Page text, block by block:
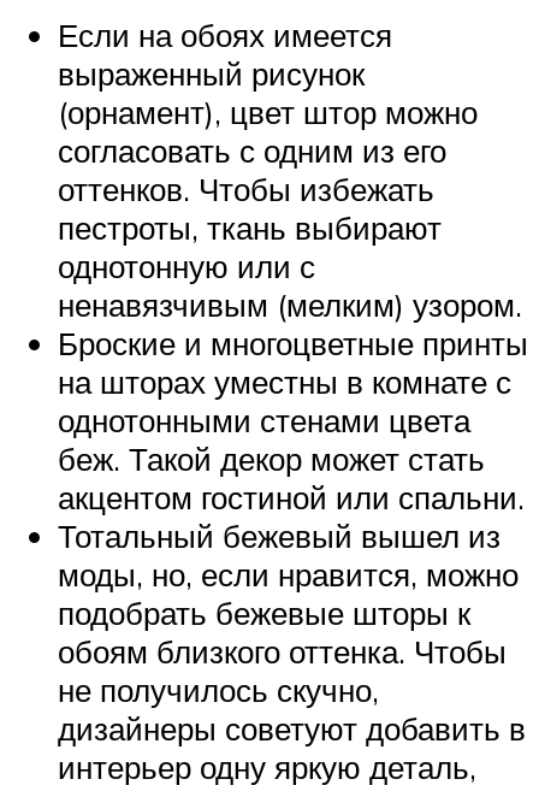
Если на обоях имеется
выраженный рисунок
(орнамент), цвет штор можно
согласовать с одним из его
оттенков. Чтобы избежать
пестроты, ткань выбирают
однотонную или с
ненавязчивым (мелким) узором.
Броские и многоцветные принты
на шторах уместны в комнате с
однотонными стенами цвета
беж. Такой декор может стать
акцентом гостиной или спальни.
Тотальный бежевый вышел из
моды, но, если нравится, можно
подобрать бежевые шторы к
обоям близкого оттенка. Чтобы
не получилось скучно,
дизайнеры советуют добавить в
интерьер одну яркую деталь,